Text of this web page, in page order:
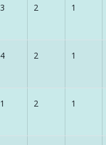
3 2 1
4 2 1
1 2 1